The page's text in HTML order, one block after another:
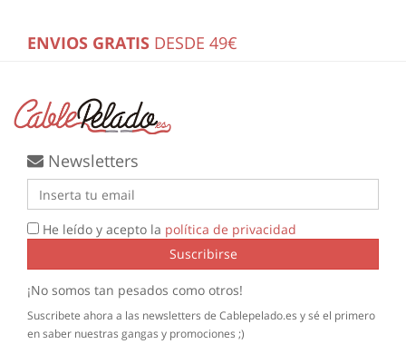
ENVIOS GRATIS DESDE 49€
Newsletters
He leído y acepto la política de privacidad
Suscribirse
¡No somos tan pesados como otros!
Suscribete ahora a las newsletters de Cablepelado.es y sé el primero
en saber nuestras gangas y promociones ;)